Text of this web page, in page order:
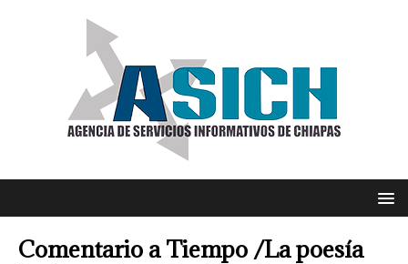
Comentario a Tiempo /La poesía